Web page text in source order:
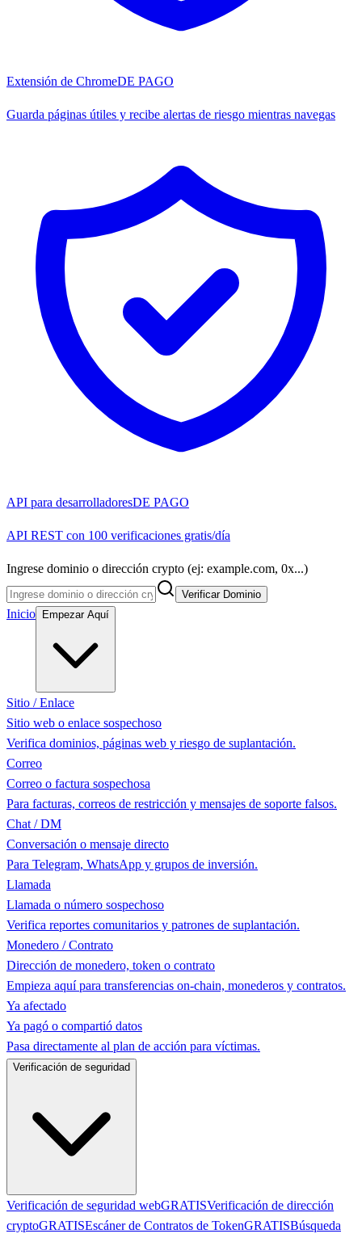
Extensión de ChromeDE PAGO
Guarda páginas útiles y recibe alertas de riesgo mientras navegas
API para desarrolladoresDE PAGO
API REST con 100 verificaciones gratis/día
Ingrese dominio o dirección crypto (ej: example.com, 0x...)
Verificar Dominio
Inicio Empezar Aquí
Sitio / Enlace
Sitio web o enlace sospechoso
Verifica dominios, páginas web y riesgo de suplantación.
Correo
Correo o factura sospechosa
Para facturas, correos de restricción y mensajes de soporte falsos.
Chat / DM
Conversación o mensaje directo
Para Telegram, WhatsApp y grupos de inversión.
Llamada
Llamada o número sospechoso
Verifica reportes comunitarios y patrones de suplantación.
Monedero / Contrato
Dirección de monedero, token o contrato
Empieza aquí para transferencias on-chain, monederos y contratos.
Ya afectado
Ya pagó o compartió datos
Pasa directamente al plan de acción para víctimas.
Verificación de seguridad
Verificación de seguridad webGRATISVerificación de dirección
cryptoGRATISEscáner de Contratos de TokenGRATISBúsqueda